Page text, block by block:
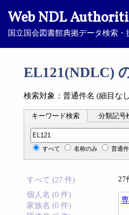
Web NDL
国立国会図書館典拠データ検索・
EL121(NDLC)
検索対象：普通件名 (細目な
キーワード検索 分類記号
分類記号検索
すべて 名称のみ 普通
すべて (27 件)
個人名 (0 件)
家族名 (0 件)
27